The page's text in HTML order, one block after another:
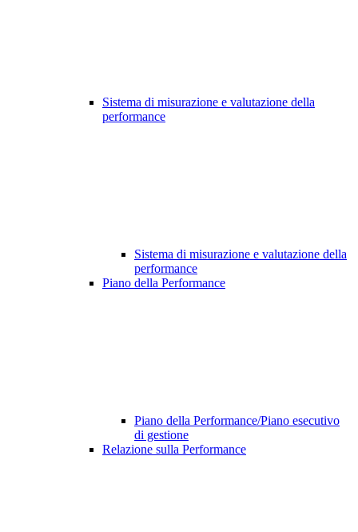
Sistema di misurazione e valutazione della
performance
Sistema di misurazione e valutazione della
performance
Piano della Performance
Piano della Performance/Piano esecutivo
di gestione
Relazione sulla Performance